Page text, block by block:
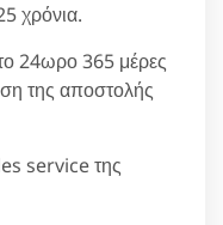
χρόνια.
24ωρο 365 μέρες
της αποστολής
service της